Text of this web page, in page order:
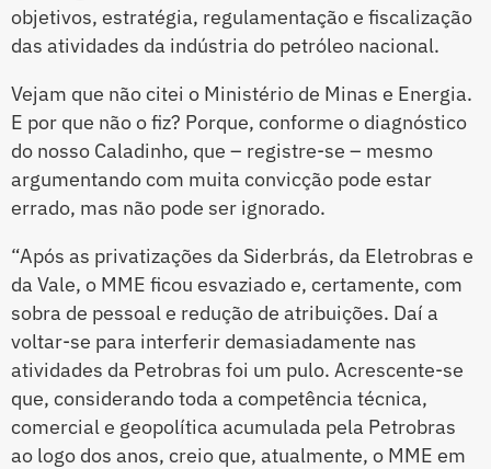
objetivos, estratégia, regulamentação e fiscalização
das atividades da indústria do petróleo nacional.
Vejam que não citei o Ministério de Minas e Energia.
E por que não o fiz? Porque, conforme o diagnóstico
do nosso Caladinho, que – registre-se – mesmo
argumentando com muita convicção pode estar
errado, mas não pode ser ignorado.
“Após as privatizações da Siderbrás, da Eletrobras e
da Vale, o MME ficou esvaziado e, certamente, com
sobra de pessoal e redução de atribuições. Daí a
voltar-se para interferir demasiadamente nas
atividades da Petrobras foi um pulo. Acrescente-se
que, considerando toda a competência técnica,
comercial e geopolítica acumulada pela Petrobras
ao logo dos anos, creio que, atualmente, o MME em